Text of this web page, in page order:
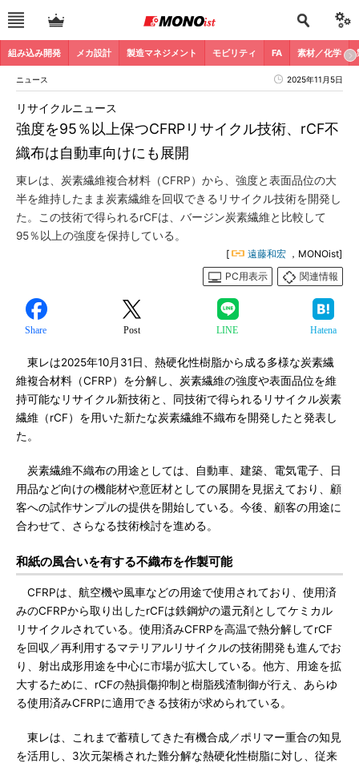
組み込み開発 メカ設計 製造マネジメント モビリティ FA 素材／化学
ニュース 2025年11月5日
強度を95％以上保つCFRPリサイクル技術、rCF不
織布は自動車向けにも展開
リサイクルニュース
東レは、炭素繊維複合材料（CFRP）から、強度と表面品位の大
半を維持したまま炭素繊維を回収できるリサイクル技術を開発し
た。この技術で得られるrCFは、バージン炭素繊維と比較して
95％以上の強度を保持している。
[ 遠藤和宏 ，MONOist]
PC用表示
関連情報
Share Post LINE Hatena
東レは2025年10月31日、熱硬化性樹脂から成る多様な炭素繊
維複合材料（CFRP）を分解し、炭素繊維の強度や表面品位を維
持可能なリサイクル新技術と、同技術で得られるリサイクル炭素
繊維（rCF）を用いた新たな炭素繊維不織布を開発したと発表し
た。
炭素繊維不織布の用途としては、自動車、建築、電気電子、日
用品など向けの機能材や意匠材としての展開を見据えており、顧
客への試作サンプルの提供を開始している。今後、顧客の用途に
合わせて、さらなる技術検討を進める。
和紙の風合いを有する不織布を作製可能
CFRPは、航空機や風車などの用途で使用されており、使用済
みのCFRPから取り出したrCFは鉄鋼炉の還元剤としてケミカル
リサイクルされている。使用済みCFRPを高温で熱分解してrCF
を回収／再利用するマテリアルリサイクルの技術開発も進んでお
り、射出成形用途を中心に市場が拡大している。他方、用途を拡
大するために、rCFの熱損傷抑制と樹脂残渣制御が行え、あらゆ
る使用済みCFRPに適用できる技術が求められている。
東レは、これまで蓄積してきた有機合成／ポリマー重合の知見
を活用し、3次元架橋された難分解な熱硬化性樹脂に対し、従来